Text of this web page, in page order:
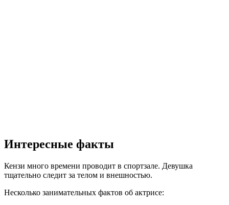
Интересные факты
Кензи много времени проводит в спортзале. Девушка
тщательно следит за телом и внешностью.
Несколько занимательных фактов об актрисе: